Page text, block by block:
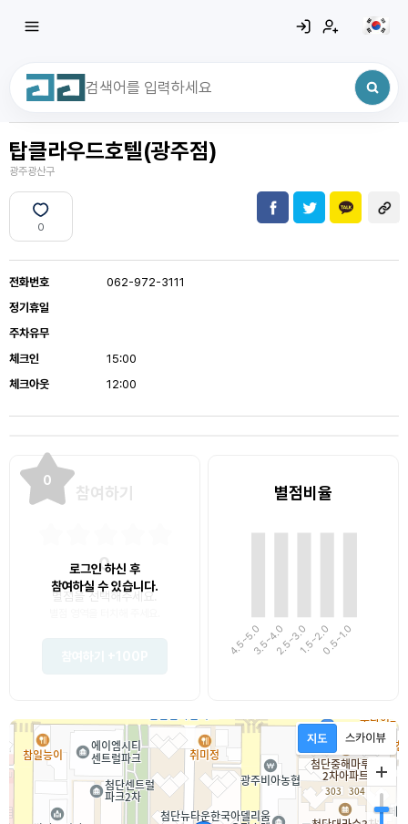
최근 검색어
탑클라우드호텔(광주점)
광주광산구
0
전화번호
062-972-3111
정기휴일
주차유무
체크인
15:00
체크아웃
12:00
0
참여하기
0
별점을 선택해주세요.
로그인 하신 후
참여하실 수 있습니다.
별점비율
4.5~5.03.5~4.02.5~3.01.5~2.00.5~1.0